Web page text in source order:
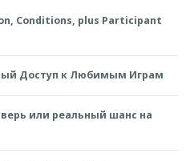
Conditions, plus Participant
Доступ к Любимым Играм
или реальный шанс на